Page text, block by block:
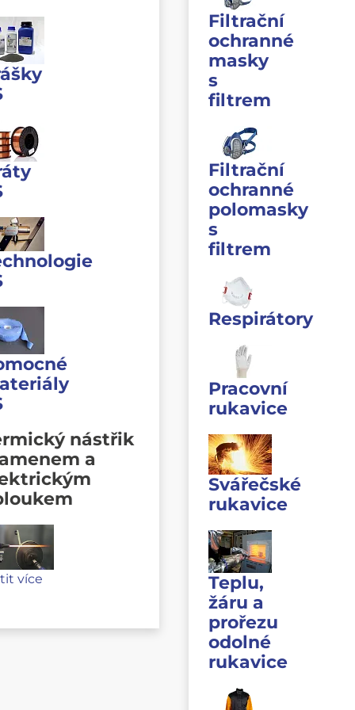
nástřik
a
více
Filtrační
ochranné
masky
s
filtrem
Filtrační
ochranné
polomasky
s
filtrem
Respirátory
Pracovní
rukavice
Svářečské
rukavice
Teplu,
žáru a
prořezu
odolné
rukavice